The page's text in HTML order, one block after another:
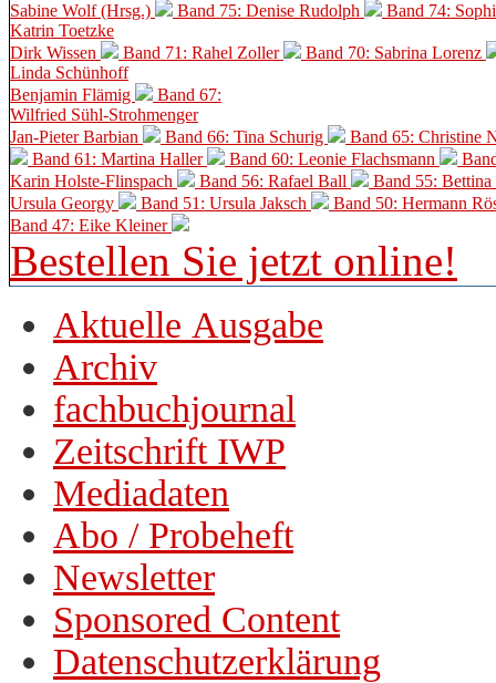
Sabine Wolf (Hrsg.)
Band 75: Denise Rudolph
Band 74:
Katrin Toetzke
Dirk Wissen
Band 71: Rahel Zoller
Band 70: Sabrina Lorenz
Linda Schünhoff
Benjamin Flämig
Band 67:
Wilfried Sühl-Strohmenger
Jan-Pieter Barbian
Band 66: Tina Schurig
Band 65: Christine
Band 61: Martina Haller
Band 60: Leonie Flachsmann
Karin Holste-Flinspach
Band 56: Rafael Ball
Band 55:
Ursula Georgy
Band 51: Ursula Jaksch Band 50: Hermann
Band 47: Eike Kleiner
Bestellen Sie jetzt online!
Aktuelle Ausgabe
Archiv
fachbuchjournal
Zeitschrift IWP
Mediadaten
Abo / Probeheft
Newsletter
Sponsored Content
Datenschutzerklärung